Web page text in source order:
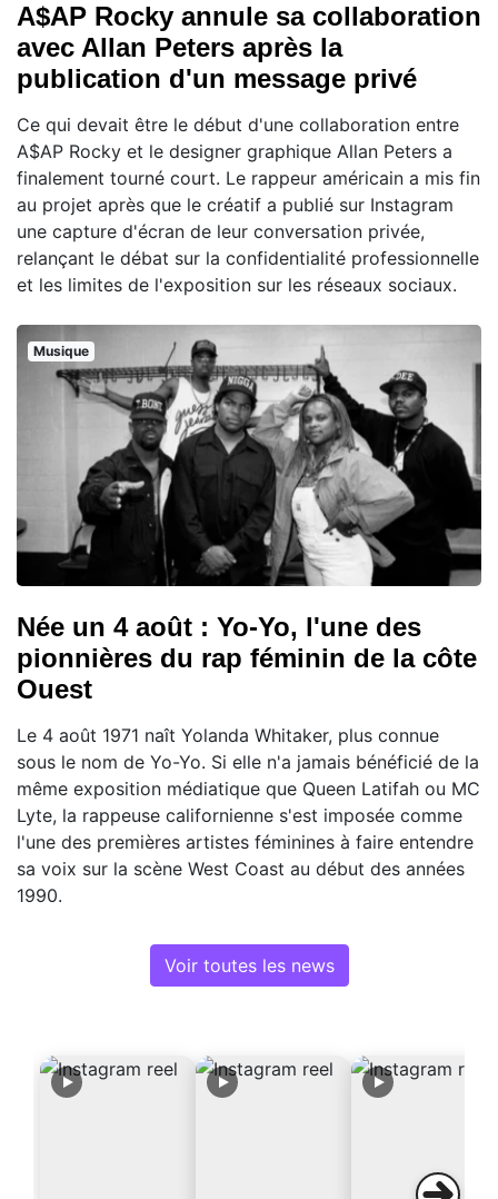
A$AP Rocky annule sa collaboration
avec Allan Peters après la
publication d'un message privé
Ce qui devait être le début d'une collaboration entre
A$AP Rocky et le designer graphique Allan Peters a
finalement tourné court. Le rappeur américain a mis fin
au projet après que le créatif a publié sur Instagram
une capture d'écran de leur conversation privée,
relançant le débat sur la confidentialité professionnelle
et les limites de l'exposition sur les réseaux sociaux.
Musique
Née un 4 août : Yo-Yo, l'une des
pionnières du rap féminin de la côte
Ouest
Le 4 août 1971 naît Yolanda Whitaker, plus connue
sous le nom de Yo-Yo. Si elle n'a jamais bénéficié de la
même exposition médiatique que Queen Latifah ou MC
Lyte, la rappeuse californienne s'est imposée comme
l'une des premières artistes féminines à faire entendre
sa voix sur la scène West Coast au début des années
1990.
Voir toutes les news